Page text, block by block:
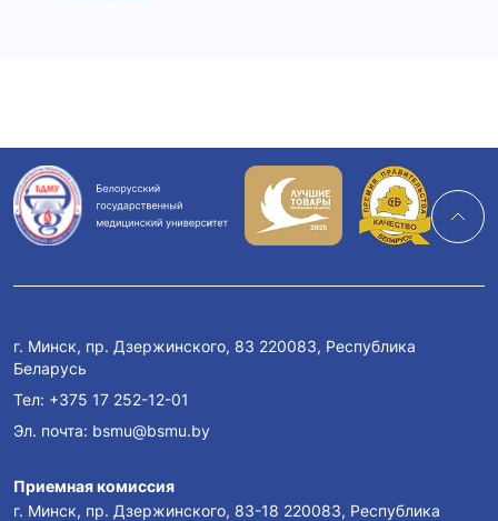
г. Минск, пр. Дзержинского, 83 220083, Республика
Беларусь
Тел: +375 17 252-12-01
Эл. почта: bsmu@bsmu.by
Приемная комиссия
г. Минск, пр. Дзержинского, 83-18 220083, Республика